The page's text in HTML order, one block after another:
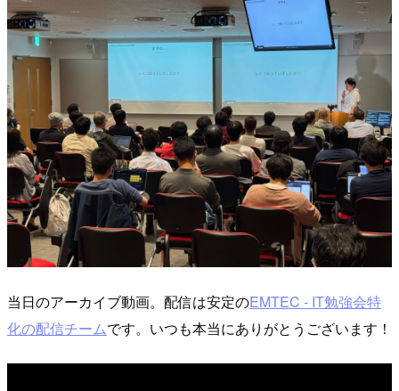
当日のアーカイブ動画。配信は安定のEMTEC - IT勉強会特
化の配信チームです。いつも本当にありがとうございます！